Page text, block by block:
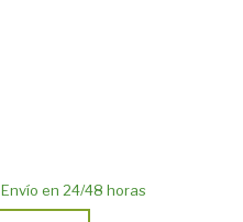
en 24/48 horas